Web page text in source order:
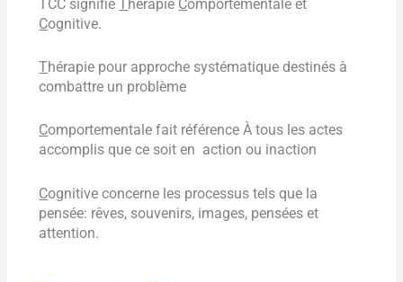
TCC signifieThérapie Comportementale et
Cognitive.
Thérapie pour approche systématique destinés à
combattre un problème
Comportementale fait référence À tous les actes
accomplis que ce soit en action ou inaction
Cognitive concerne les processus tels que la
pensée: rêves, souvenirs, images, pensées et
attention.